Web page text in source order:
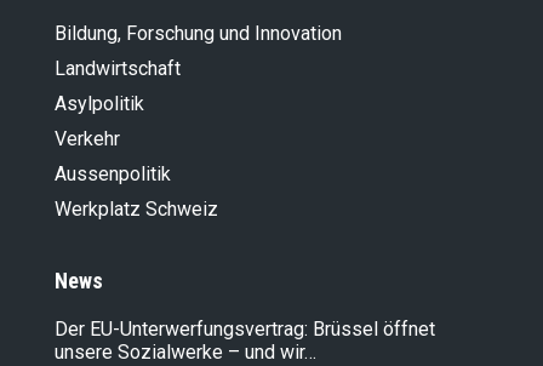
Bildung, Forschung und Innovation
Landwirt­schaft
Asylpolitik
Verkehr
Aussenpolitik
Werkplatz Schweiz
News
Der EU-Unterwerfungsvertrag: Brüssel öffnet
unsere Sozialwerke – und wir…